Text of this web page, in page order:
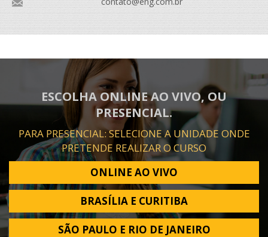
ESCOLHA ONLINE AO VIVO, OU
PRESENCIAL.
PARA PRESENCIAL: SELECIONE A UNIDADE ONDE
PRETENDE REALIZAR O CURSO
ONLINE AO VIVO
BRASÍLIA E CURITIBA
SÃO PAULO E RIO DE JANEIRO